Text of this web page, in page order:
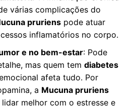
várias complicações do
prurienspode atuar
inflamatórios no corpo.
e no bem-estar: Pode
mas quem tem diabetes
afeta tudo. Por
a Mucuna pruriens
melhor com o estresse e